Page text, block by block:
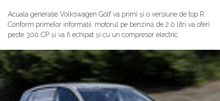
Acuala generație Volkswagen Golf va primi și o versiune de top R.
Conform primelor informații, motorul pe benzină de 2.0 litri va oferi
peste 300 CP și va fi echipat și cu un compresor electric.